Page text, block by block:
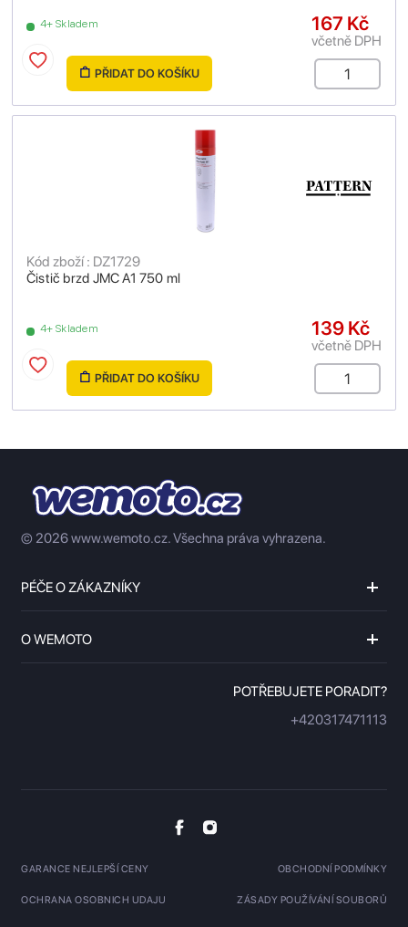
4+ Skladem 167 Kč
včetně DPH
PŘIDAT DO KOŠÍKU
Čistič brzd JMC A1 750 ml
Kód zboží : DZ1729
4+ Skladem 139 Kč
včetně DPH
PŘIDAT DO KOŠÍKU
© 2026 www.wemoto.cz.Všechna práva vyhrazena.
PÉČE O ZÁKAZNÍKY
O WEMOTO
POTŘEBUJETE PORADIT?
+420317471113
GARANCE NEJLEPŠÍ CENY OBCHODNÍ PODMÍNKY
OCHRANA OSOBNICH UDAJU ZÁSADY POUŽÍVÁNÍ SOUBORŮ